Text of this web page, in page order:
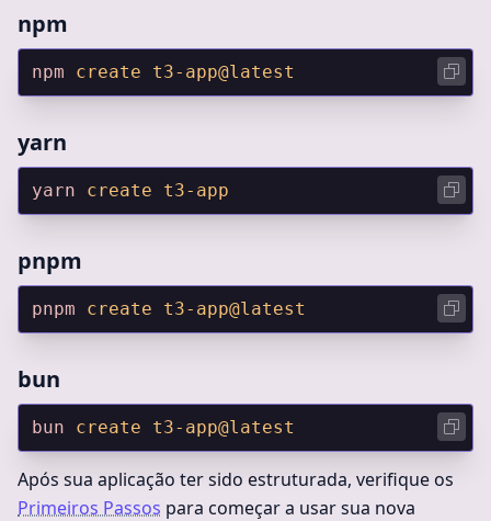
npm
npm create t3-app@latest
yarn
yarn create t3-app
pnpm
pnpm create t3-app@latest
bun
bun create t3-app@latest
Após sua aplicação ter sido estruturada, verifique os
Primeiros Passos para começar a usar sua nova